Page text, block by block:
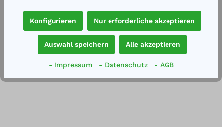
Technische Daten
Konfigurieren Nur erforderliche akzeptieren
Auswahl speichern Alle akzeptieren
- Impressum - Datenschutz - AGB